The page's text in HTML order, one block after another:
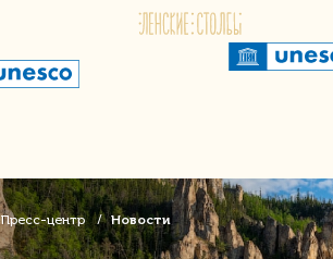
Пресс-центр Новости